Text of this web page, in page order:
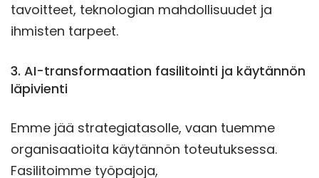
tavoitteet, teknologian mahdollisuudet ja
ihmisten tarpeet.
3. AI-transformaation fasilitointi ja käytännön
läpivienti
Emme jää strategiatasolle, vaan tuemme
organisaatioita käytännön toteutuksessa.
Fasilitoimme työpajoja,